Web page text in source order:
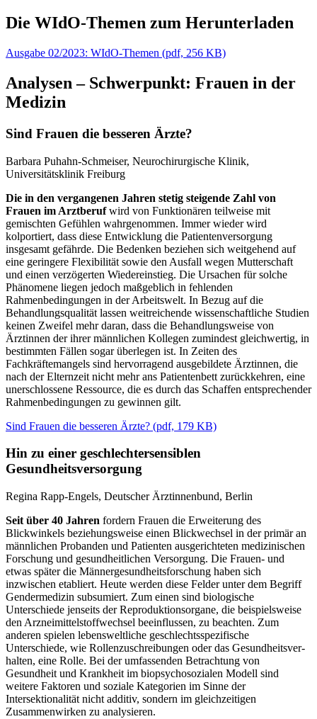
Die WIdO-Themen zum Herunterladen
Ausgabe 02/2023: WIdO-Themen (pdf, 256 KB)
Analysen – Schwerpunkt: Frauen in der
Medizin
Sind Frauen die besseren Ärzte?
Barbara Puhahn-Schmeiser, Neurochirurgische Klinik,
Universitätsklinik Freiburg
Die in den vergangenen Jahren stetig steigende Zahl von
Frauen im Arztberufwird von Funktionären teilweise mit
gemischten Gefühlen wahrgenommen. Immer wieder wird
kolportiert, dass diese Entwicklung die Patientenversorgung
insgesamt gefährde. Die Bedenken beziehen sich weitgehend auf
eine geringere Flexibilität sowie den Ausfall wegen Mutterschaft
und einen verzögerten Wiedereinstieg. Die Ursachen für solche
Phänomene liegen jedoch maßgeblich in fehlenden
Rahmenbedingungen in der Arbeitswelt. In Bezug auf die
Behandlungsqualität lassen weitreichende wissenschaftliche Studien
keinen Zweifel mehr daran, dass die Behandlungsweise von
Ärztinnen der ihrer männlichen Kollegen zumindest gleichwertig, in
bestimmten Fällen sogar überlegen ist. In Zeiten des
Fachkräftemangels sind hervorragend ausgebildete Ärztinnen, die
nach der Elternzeit nicht mehr ans Patientenbett zurückkehren, eine
unerschlossene Ressource, die es durch das Schaffen entsprechender
Rahmenbedingungen zu gewinnen gilt.
Sind Frauen die besseren Ärzte? (pdf, 179 KB)
Hin zu einer geschlechtersensiblen
Gesundheitsversorgung
Regina Rapp-Engels, Deutscher Ärztinnenbund, Berlin
Seit über 40 Jahren fordern Frauen die Erweiterung des
Blickwinkels beziehungsweise einen Blickwechsel in der primär an
männlichen Probanden und Patienten ausgerichteten medizinischen
Forschung und gesundheitlichen Versorgung. Die Frauen- und
etwas später die Männergesundheitsforschung haben sich
inzwischen etabliert. Heute werden diese Felder unter dem Begriff
Gendermedizin subsumiert. Zum einen sind biologische
Unterschiede jenseits der Reproduktionsorgane, die beispielsweise
den Arzneimittelstoffwechsel beeinflussen, zu beachten. Zum
anderen spielen lebensweltliche geschlechtsspezifische
Unterschiede, wie Rollenzuschreibungen oder das Gesundheitsver-
halten, eine Rolle. Bei der umfassenden Betrachtung von
Gesundheit und Krankheit im biopsychosozialen Modell sind
weitere Faktoren und soziale Kategorien im Sinne der
Intersektionalität nicht additiv, sondern im gleichzeitigen
Zusammenwirken zu analysieren.